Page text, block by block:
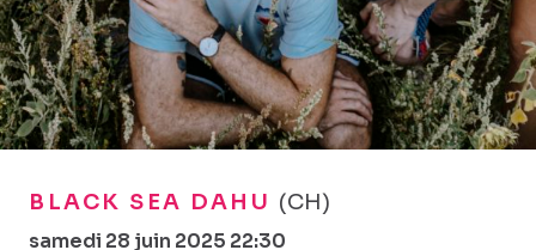
BLACK SEA DAHU (CH)
samedi 28 juin 2025 22:30